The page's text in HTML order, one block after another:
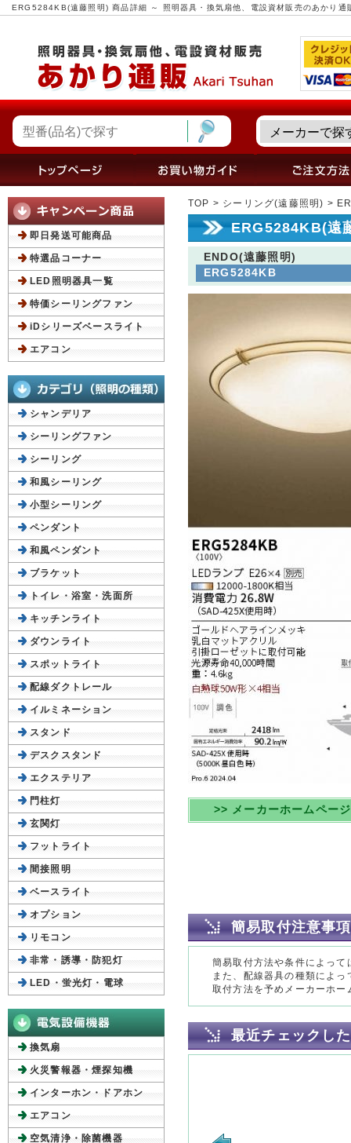
ERG5284KB(遠藤照明) 商品詳細 ～ 照明器具・換気扇他、電設資材販売のあかり通
TOP > シーリング(遠藤照明) >
ERG5284KB(遠
ENDO(遠藤照明)
ERG5284KB
>> メーカーホームペー
簡易取付注意事項
簡易取付方法や条件によっ
また、配線器具の種類によ
取付方法を予めメーカーホ
最近チェックし
即日発送可能商品
特選品コーナー
LED照明器具一覧
特価シーリングファン
iDシリーズベースライト
エアコン
シャンデリア
シーリングファン
シーリング
和風シーリング
小型シーリング
ペンダント
和風ペンダント
ブラケット
トイレ・浴室・洗面所
キッチンライト
ダウンライト
スポットライト
配線ダクトレール
イルミネーション
スタンド
デスクスタンド
エクステリア
門柱灯
玄関灯
フットライト
間接照明
ベースライト
オプション
リモコン
非常・誘導・防犯灯
LED・蛍光灯・電球
換気扇
火災警報器・煙探知機
インターホン・ドアホン
エアコン
空気清浄・除菌機器